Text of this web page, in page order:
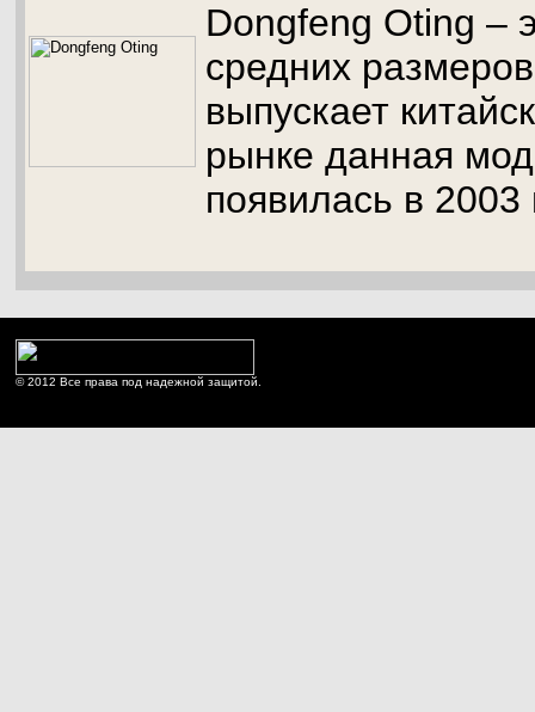
Dongfeng Oting –
средних
выпускает
рынке данная
появилась в 2003
© 2012 Все права под надежной защитой.